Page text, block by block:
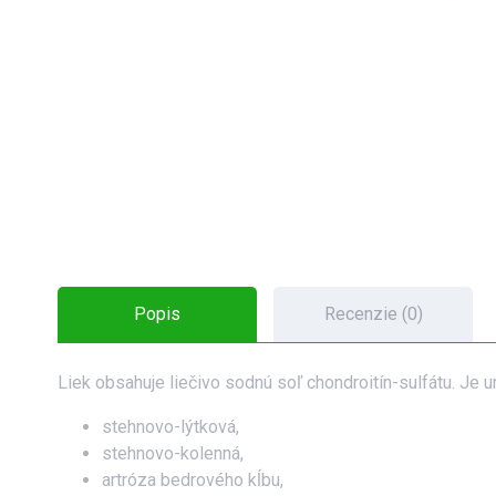
Popis Recenzie (0)
Liek obsahuje liečivo sodnú soľ chondroitín-sulfátu. Je
stehnovo-lýtková,
stehnovo-kolenná,
artróza bedrového kĺbu,